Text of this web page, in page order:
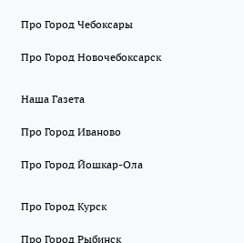
Про Город Чебоксары
Про Город Новочебоксарск
Наша Газета
Про Город Иваново
Про Город Йошкар-Ола
Про Город Курск
Про Город Рыбинск